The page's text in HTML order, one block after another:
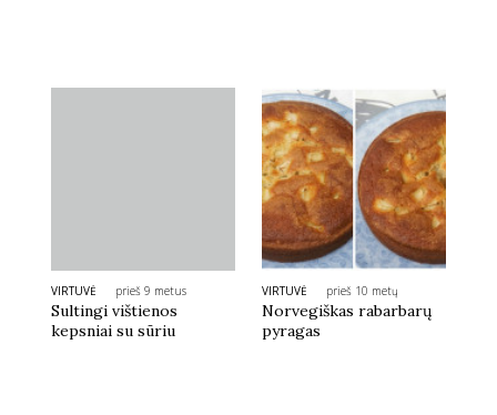
VIRTUVĖ prieš 9 metus
Sultingi vištienos
kepsniai su sūriu
VIRTUVĖ prieš 10 metų
Norvegiškas rabarbarų
pyragas